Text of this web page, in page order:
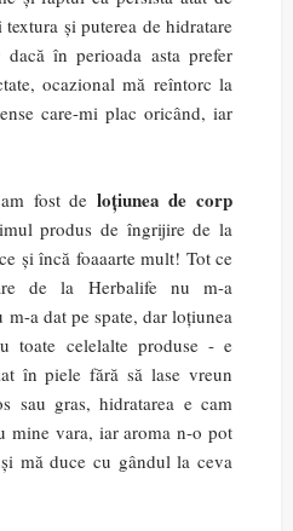
și puterea de hidratare
în perioada asta prefer
ocazional mă reîntorc la
care-mi plac oricând, iar
fost de loțiunea de corp
produs de îngrijire de la
și încă foaaarte mult! Tot ce
de la Herbalife nu m-a
a dat pe spate, dar loțiunea
toate celelalte produse - e
în piele fără să lase vreun
sau gras, hidratarea e cam
mine vara, iar aroma n-o pot
mă duce cu gândul la ceva